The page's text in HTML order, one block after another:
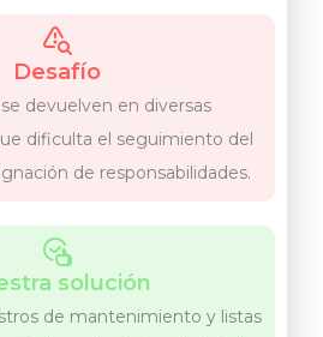
Desafío
devuelven en diversas
dificulta el seguimiento del
de responsabilidades.
solución
de mantenimiento y listas